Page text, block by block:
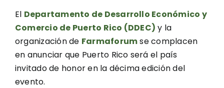
El Departamento de Desarrollo Económico y
Comercio de Puerto Rico (DDEC) y la
organización de Farmaforumse complacen
en anunciar que Puerto Rico será el país
invitado de honor en la décima edición del
evento.